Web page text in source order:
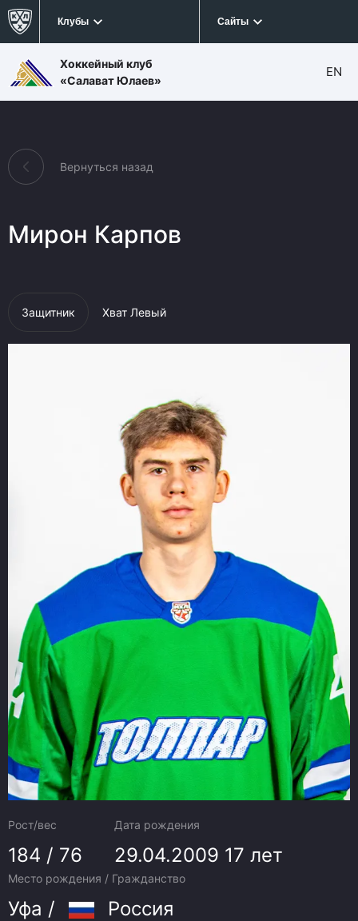
Клубы Сайты
Хоккейный клуб
«Салават Юлаев»
EN
Вернуться назад
Мирон Карпов
Защитник Хват Левый
Рост/вес
184 / 76
Дата рождения
29.04.2009 17 лет
Место рождения / Гражданство
Уфа / Россия